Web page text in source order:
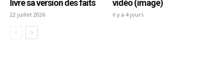
livre sa version des faits
22 juillet 2026
vidéo (image)
il y a 4 jours